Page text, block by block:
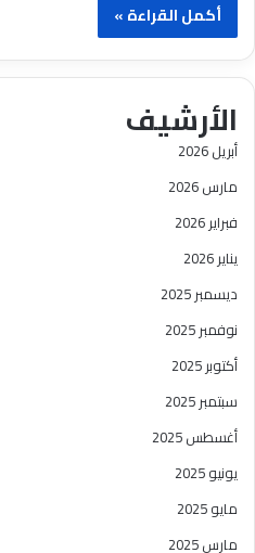
أكمل القراءة »
الأرشيف
أبريل 2026
مارس 2026
فبراير 2026
يناير 2026
ديسمبر 2025
نوفمبر 2025
أكتوبر 2025
سبتمبر 2025
أغسطس 2025
يونيو 2025
مايو 2025
مارس 2025